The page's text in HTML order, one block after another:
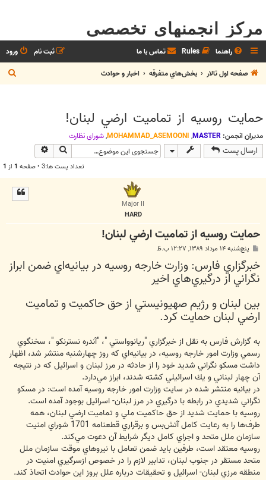
مرکز انجمنهای تخصصی
راهنما Rules تماس با ما ورود
ثبت نام
صفحه اول تالار
بخش‌‌هاي متفرقه اخبار و حوادث
س
حمايت روسيه از تماميت ارضي لبنان!
مدیران انجمن: MASTER
,
MOHAMMAD_ASEMOONI
,شوراي نظارت
ارسال پست جستجو
تعداد پست ها:3 • صفحه 1 از 1
Major II
HARD
حمايت روسيه از تماميت ارضي لبنان!
س
ت
پنج‌شنبه ۱۴ مرداد ۱۳۸۹, ۱۲:۲۷ ب.ظ
خبرگزاري فارس: وزارت خارجه روسيه در بيانيه‌اي ضمن ابراز
نگراني از درگيري‌هاي اخير
بين لبنان و رژيم صهيونيستي از حق حاكميت و تماميت
ارضي لبنان حمايت كرد.
به گزارش فارس به نقل از خبرگزاري "ريانوواستي "، "آندره نسترنكو "، سخنگوي
رسمي وزارت امور خارجه روسيه، در بيانيه‌اي كه روز چهارشنبه منتشر شد، اظهار
داشت مسكو نگراني شديد خود را از حادثه در مرز لبنان و اسرائيل كه در نتيجه
آن چهار لبناني و يك اسرائيلي كشته شدند، ابراز مي‌دارد.
در بيانيه منتشر شده در سايت وزارت امور خارجه روسيه آمده است: در مسكو
نگراني شديدي در رابطه با درگيري در مرز لبنان- اسرائيل بوجود آمده است.
روسيه با حمايت شديد از حق حاكميت ملي و تماميت ارضي لبنان، همه
طرف‌ها را به رعايت كامل آتش‌بس و برقراري قطعنامه 1701 شوراي امنيت
سازمان ملل متحد و اجراي كامل ديگر شرايط آن دعوت مي‌كند.
روسيه معتقد است، طرفين بايد ضمن تعامل با نيروهاي موقت سازمان ملل
متحد مستقر در جنوب لبنان، تدابير لازم را در خصوص ازسرگيري امنيت در
منطقه مرزي لبنان- اسرائيل و تحقيقات درباره علل بروز اين حوادث اتحاذ كند.